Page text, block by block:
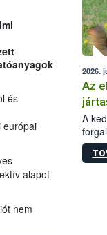
és
európai
alapot
nem
2026.
Az
A